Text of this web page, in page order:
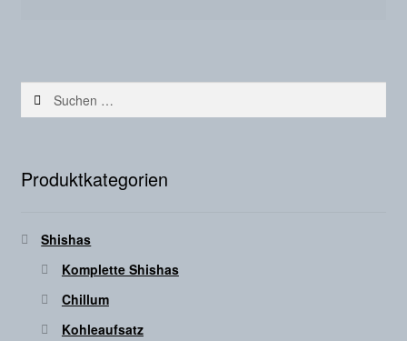
Suchen
Produktkategorien
Shishas
Komplette Shishas
Chillum
Kohleaufsatz